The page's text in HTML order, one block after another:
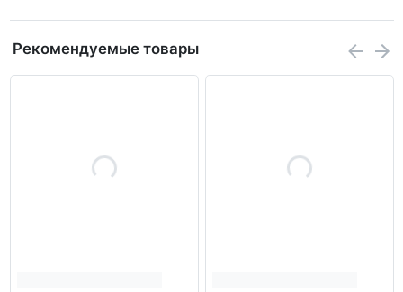
Рекомендуемые товары